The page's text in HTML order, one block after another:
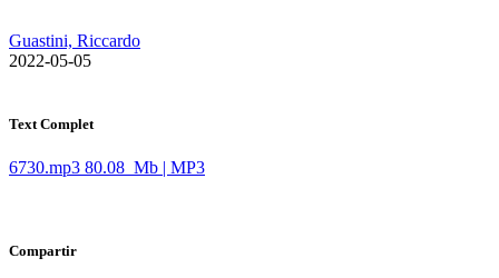
Guastini, Riccardo
​ 2022-05-05
Text Complet
6730.mp3 80.08 Mb | MP3
Compartir